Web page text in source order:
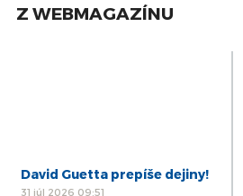
Z WEBMAGAZÍNU
David Guetta prepíše dejiny!
31 júl 2026 09:51